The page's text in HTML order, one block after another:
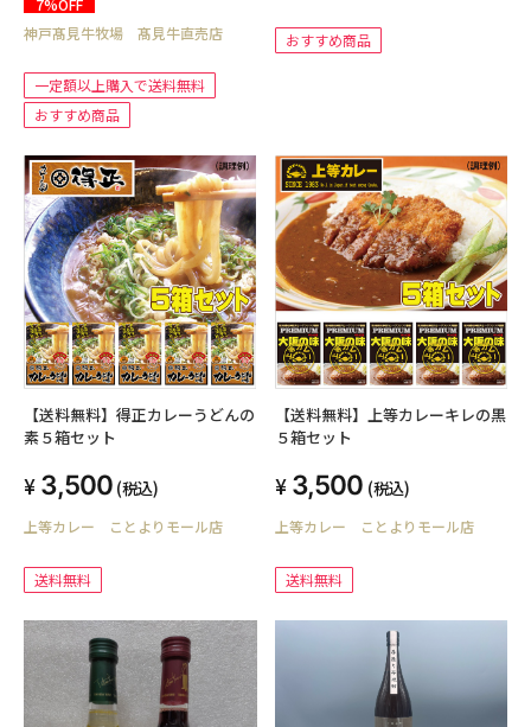
神戸髙見牛牧場 髙見牛直売店
一定額以上購入で送料無料
おすすめ商品
おすすめ商品
【送料無料】得正カレーうどんの
素５箱セット
3,500 (税込)
上等カレー ことよりモール店
送料無料
【送料無料】上等カレーキレの黒
５箱セット
3,500 (税込)
上等カレー ことよりモール店
送料無料